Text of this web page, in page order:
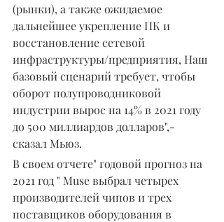
(рынки), а также ожидаемое
дальнейшее укрепление ПК и
восстановление сетевой
инфраструктуры/предприятия, Наш
базовый сценарий требует, чтобы
оборот полупроводниковой
индустрии вырос на 14% в 2021 году
до 500 миллиардов долларов",-
сказал Мьюз.
В своем отчете" годовой прогноз на
2021 год " Muse выбрал четырех
производителей чипов и трех
поставщиков оборудования в